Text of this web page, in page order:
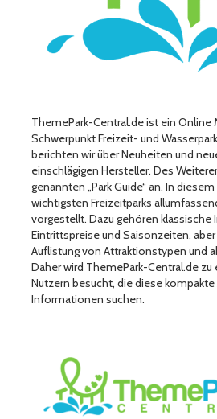
ThemePark-Central.de ist ein Online
Schwerpunkt Freizeit- und
berichten wir über Neuheiten und
einschlägigen Hersteller. Des
genannten „Park Guide“ an. In
wichtigsten Freizeitparks
vorgestellt. Dazu gehören
Eintrittspreise und Saisonzeiten,
Auflistung von Attraktionstypen und
Daher wird ThemePark-Central.de
Nutzern besucht, die diese
Informationen suchen.